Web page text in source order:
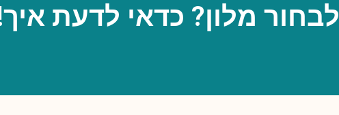
לבחור מלון? כדאי לדעת